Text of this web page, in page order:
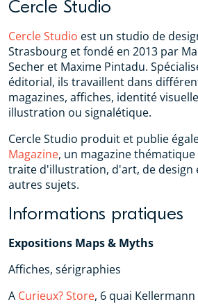
Cercle Studio
Cercle Studio est un studio de
Strasbourg et fondé en 2013 par
Secher et Maxime Pintadu.
éditorial, ils travaillent dans
magazines, affiches, identité
illustration ou signalétique.
Cercle Studio produit et publie
Magazine, un magazine
traite d'illustration, d'art, de design
autres sujets.
Informations pratiques
Expositions Maps & Myths
Affiches, sérigraphies
A Curieux? Store, 6 quai